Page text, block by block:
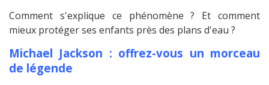
Comment s'explique ce phénomène ? Et comment
mieux protéger ses enfants près des plans d'eau ?
Michael Jackson : offrez-vous un morceau
de légende